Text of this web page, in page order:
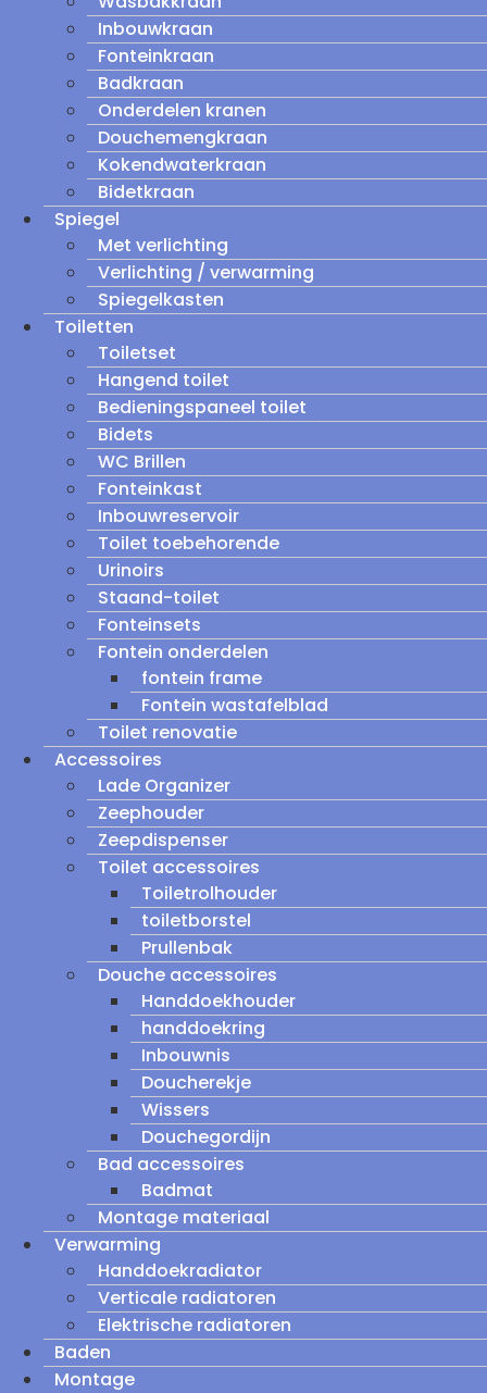
Inbouwkraan
Fonteinkraan
Badkraan
Onderdelen kranen
Douchemengkraan
Kokendwaterkraan
Bidetkraan
Spiegel
Met verlichting
Verlichting / verwarming
Spiegelkasten
Toiletten
Toiletset
Hangend toilet
Bedieningspaneel toilet
Bidets
WC Brillen
Fonteinkast
Inbouwreservoir
Toilet toebehorende
Urinoirs
Staand-toilet
Fonteinsets
Fontein onderdelen
fontein frame
Fontein wastafelblad
Toilet renovatie
Accessoires
Lade Organizer
Zeephouder
Zeepdispenser
Toilet accessoires
Toiletrolhouder
toiletborstel
Prullenbak
Douche accessoires
Handdoekhouder
handdoekring
Inbouwnis
Doucherekje
Wissers
Douchegordijn
Bad accessoires
Badmat
Montage materiaal
Verwarming
Handdoekradiator
Verticale radiatoren
Elektrische radiatoren
Baden
Montage